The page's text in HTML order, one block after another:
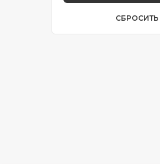
СБРОСИТЬ